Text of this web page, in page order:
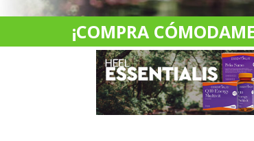
¡COMPRA